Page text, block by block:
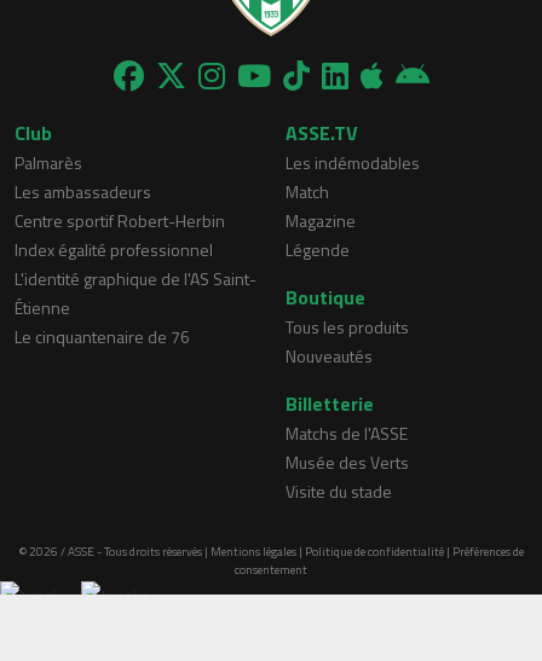
Club
Palmarès
Les ambassadeurs
Centre sportif Robert-Herbin
Index égalité professionnel
L'identité graphique de l'AS Saint-
Étienne
Le cinquantenaire de 76
ASSE.TV
Les indémodables
Match
Magazine
Légende
Boutique
Tous les produits
Nouveautés
Billetterie
Matchs de l'ASSE
Musée des Verts
Visite du stade
© 2026 / ASSE - Tous droits réservés | Mentions légales| Politique de confidentialité| Préférences de
consentement